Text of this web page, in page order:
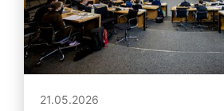
21.05.2026